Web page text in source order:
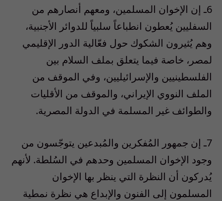
6ـ إن الإخوان المسلمين، ومعهم أنصارهم من
السفليين يُعطون انطباعاً سلبياً للدوائر الأجنبية،
وهم يُثيرون الشكوك حول فعّالية الدور الإقليمي
لمصر، خاصة فيما يتعلق بملف السلام بين
الفلسطينيين والإسرائيليين، وفي الموقف من
الملف النووي الإيراني، والموقف من الأقليات
والطوائف غير المسلمة في الدولة المصرية.
7ـ إن جمهور المُفكرين والمُبدعين يتوجّسون من
وجود الإخوان المسلمين وحدهم في السُلطة. لأنهم
يُدركون أن النظرة التي ينظر بها الإخوان
المسلمون إلى الفنون والإبداع هي نظرة نمطية